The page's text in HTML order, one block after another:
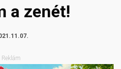
a zenét!
Reklám